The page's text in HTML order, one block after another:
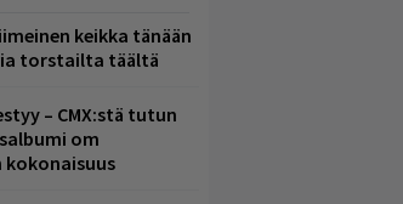
keikka tänään
torstailta täältä
– CMX:stä tutun
om